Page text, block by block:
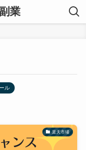
業
ル
楽天市場